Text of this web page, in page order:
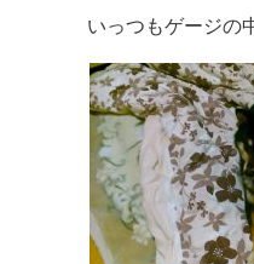
いっつもゲージの